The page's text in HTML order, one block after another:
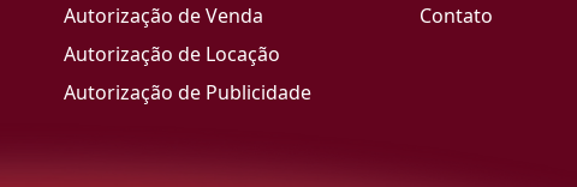
Autorização de Venda
Autorização de Locação
Autorização de Publicidade
Contato